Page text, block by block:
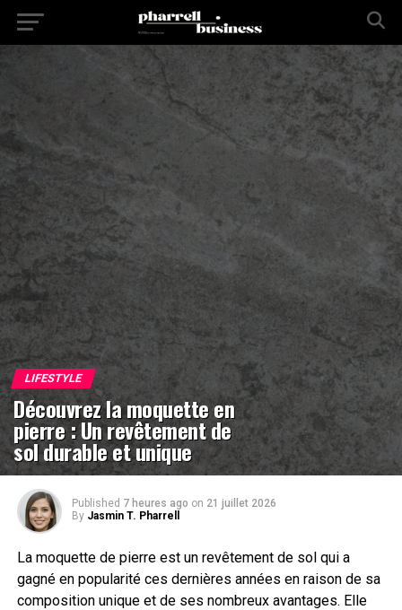
LIFESTYLE
Découvrez la moquette en
pierre : Un revêtement de
sol durable et unique
Published 7 heures ago on 21 juillet 2026
By Jasmin T. Pharrell
La moquette de pierre est un revêtement de sol qui a
gagné en popularité ces dernières années en raison de sa
composition unique et de ses nombreux avantages. Elle